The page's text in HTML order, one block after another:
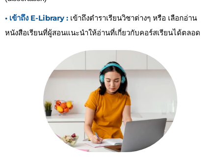
• เข้าถึง E-Library : เข้าถึงตำราเรียนวิชาต่างๆ หรือ เลือกอ่าน
หนังสือเรียนที่ผู้สอนแนะนำให้อ่านที่เกี่ยวกับคอร์สเรียนได้ตลอด